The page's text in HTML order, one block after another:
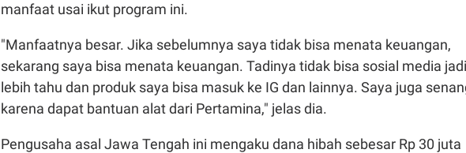
manfaat usai ikut program ini.
"Manfaatnya besar. Jika sebelumnya saya tidak bisa menata keuangan,
sekarang saya bisa menata keuangan. Tadinya tidak bisa sosial media jadi
lebih tahu dan produk saya bisa masuk ke IG dan lainnya. Saya juga
karena dapat bantuan alat dari Pertamina," jelas dia.
Pengusaha asal Jawa Tengah ini mengaku dana hibah sebesar Rp 30 juta